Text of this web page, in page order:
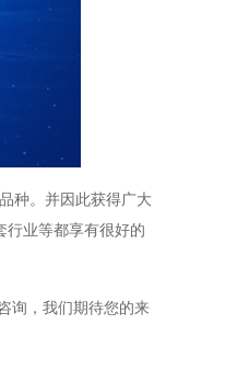
种。并因此获得广大
业等都享有很好的
询，我们期待您的来